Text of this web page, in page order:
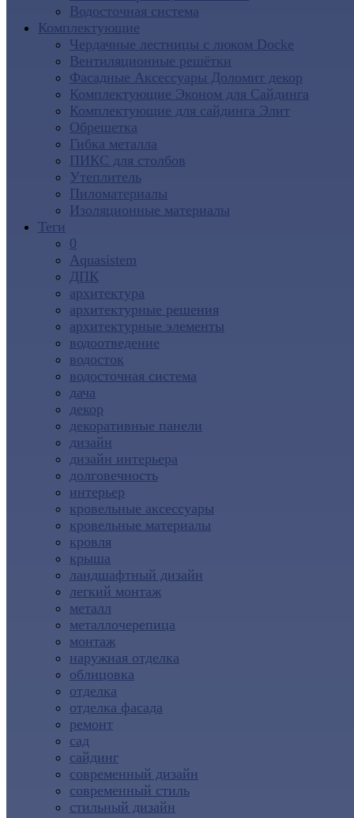
Водосточная система
Комплектующие
Чердачные лестницы с люком Docke
Вентиляционные решётки
Фасадные Аксессуары Доломит декор
Комплектующие Эконом для Сайдинга
Комплектующие для cайдинга Элит
Обрешетка
Гибка металла
ПИКС для столбов
Утеплитель
Пиломатериалы
Изоляционные материалы
Теги
0
Aquasistem
ДПК
архитектура
архитектурные решения
архитектурные элементы
водоотведение
водосток
водосточная система
дача
декор
декоративные панели
дизайн
дизайн интерьера
долговечность
интерьер
кровельные аксессуары
кровельные материалы
кровля
крыша
ландшафтный дизайн
легкий монтаж
металл
металлочерепица
монтаж
наружная отделка
облицовка
отделка
отделка фасада
ремонт
сад
сайдинг
современный дизайн
современный стиль
стильный дизайн